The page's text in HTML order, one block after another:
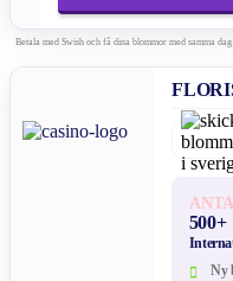
Betala med Swish och få dina blommor med samma
500+
Ny